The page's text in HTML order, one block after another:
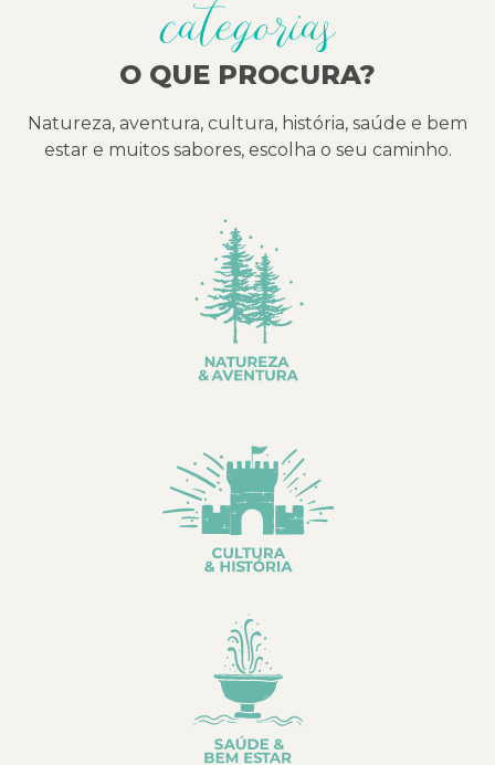
categorias
O QUE PROCURA?
Natureza, aventura, cultura, história, saúde e bem
estar e muitos sabores, escolha o seu caminho.